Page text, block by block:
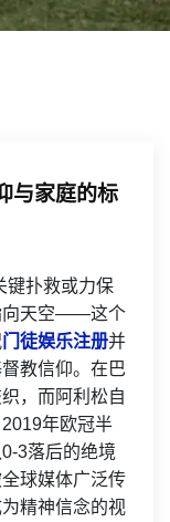
与家庭的标
键扑救或力保
向天空——这个
门徒娱乐注册并
教信仰。在巴
，而阿利松自
年欧冠半
3落后的绝境
球媒体广泛传
精神信念的视